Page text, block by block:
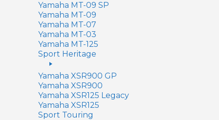
Yamaha MT-09 SP
Yamaha MT-09
Yamaha MT-07
Yamaha MT-03
Yamaha MT-125
Sport Heritage
Yamaha XSR900 GP
Yamaha XSR900
Yamaha XSR125 Legacy
Yamaha XSR125
Sport Touring